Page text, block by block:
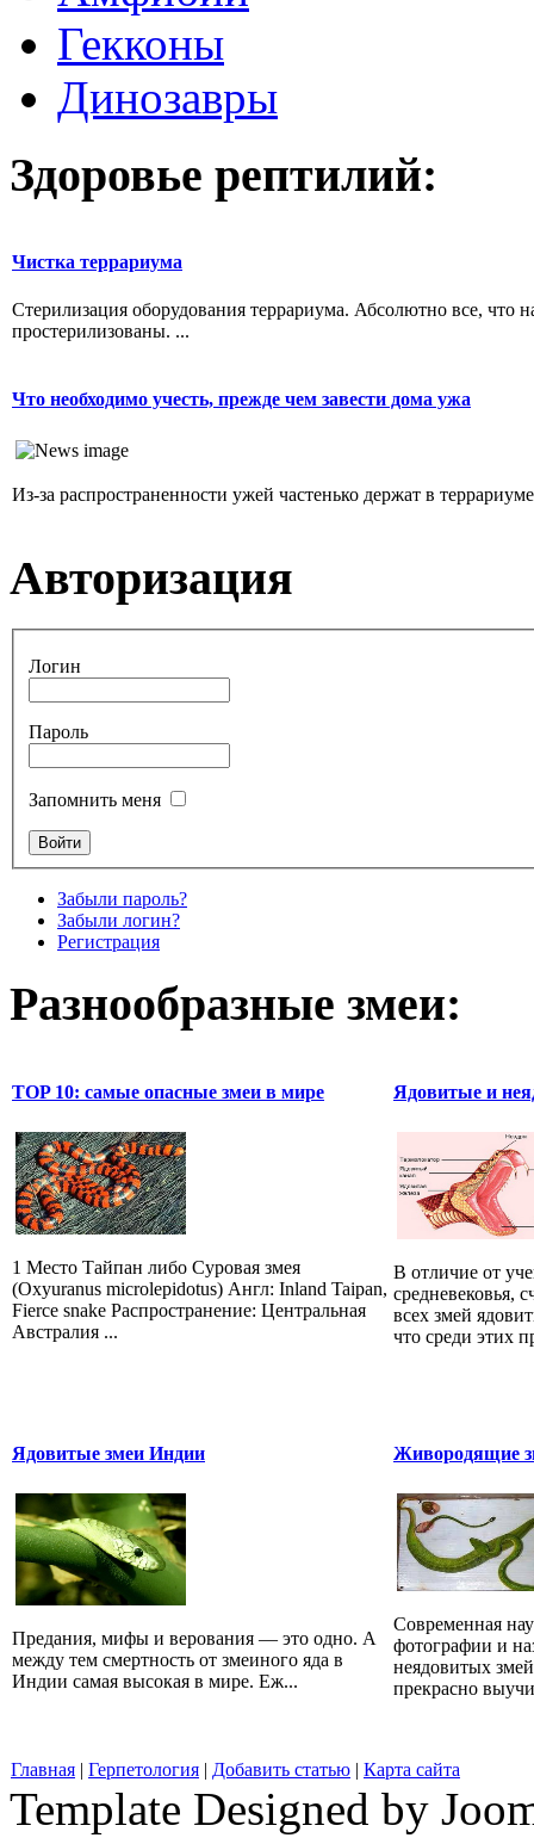
Гекконы
Динозавры
Здоровье рептилий:
Чистка террариума
Стерилизация оборудования террариума. Абсолютно все, что
простерилизованы. ...
Что необходимо учесть, прежде чем завести дома ужа
Из-за распространенности ужей частенько держат в
Авторизация
Логин
Пароль
Запомнить меня
Забыли пароль?
Забыли логин?
Регистрация
Разнообразные змеи:
TOP 10: самые опасные змеи в мире
1 Место Тайпан либо Суровая змея
(Oxyuranus microlepidotus) Англ: Inland Taipan,
Fierce snake Распространение: Центральная
Австралия ...
Ядовитые и
В отличие от
средневековья,
всех змей
что среди этих
Ядовитые змеи Индии
Предания, мифы и верования — это одно. А
между тем смертность от змеиного яда в
Индии самая высокая в мире. Еж...
Живородящие
Современная
фотографии и
неядовитых
прекрасно
Главная | Герпетология | Добавить статью | Карта сайта
Template Designed by